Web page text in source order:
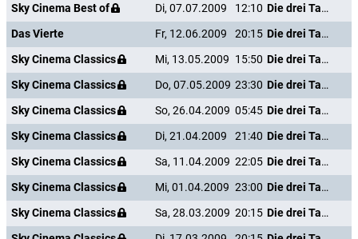
Sky Cinema Best of
Di, 07.07.2009 12:10
Die drei Tage des Condor
Das Vierte
Fr, 12.06.2009 20:15
Die drei Tage des Condor
Sky Cinema Classics
Mi, 13.05.2009 15:50
Die drei Tage des Condor
Sky Cinema Classics
Do, 07.05.2009 23:30
Die drei Tage des Condor
Sky Cinema Classics
So, 26.04.2009 05:45
Die drei Tage des Condor
Sky Cinema Classics
Di, 21.04.2009 21:40
Die drei Tage des Condor
Sky Cinema Classics
Sa, 11.04.2009 22:05
Die drei Tage des Condor
Sky Cinema Classics
Mi, 01.04.2009 23:00
Die drei Tage des Condor
Sky Cinema Classics
Sa, 28.03.2009 20:15
Die drei Tage des Condor